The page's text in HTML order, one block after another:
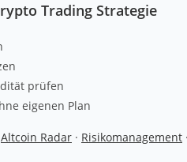
Trading Strategie
prüfen
eigenen Plan
Altcoin Radar · Risikomanagement ·